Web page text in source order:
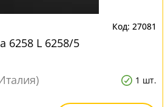
27081
6258 L 6258/5
1 шт.